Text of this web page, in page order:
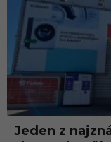
n
t
e
r
n
eJeden z